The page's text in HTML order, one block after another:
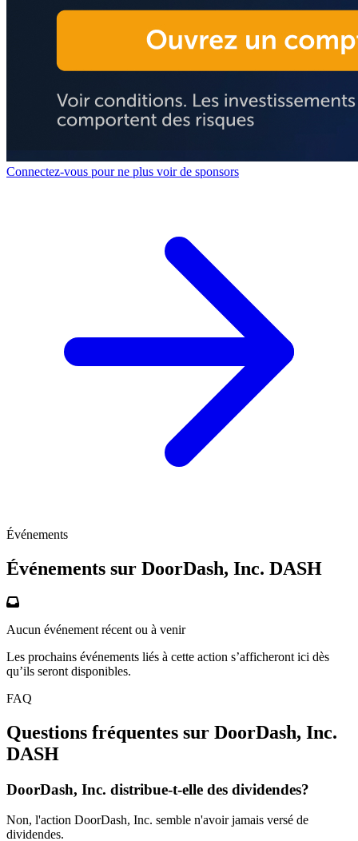
Connectez-vous pour ne plus voir de sponsors
Événements
Événements sur DoorDash, Inc. DASH
Aucun événement récent ou à venir
Les prochains événements liés à cette action s’afficheront ici dès
qu’ils seront disponibles.
FAQ
Questions fréquentes sur DoorDash, Inc.
DASH
DoorDash, Inc. distribue-t-elle des dividendes?
Non, l'action DoorDash, Inc. semble n'avoir jamais versé de
dividendes.